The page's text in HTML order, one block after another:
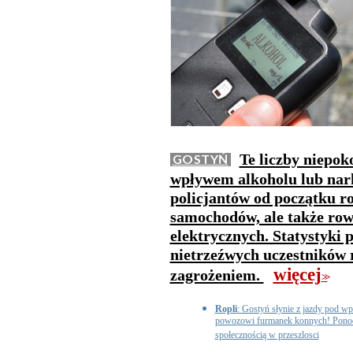
GOSTYŃ
Te liczby
wpływem alkoholu lub
policjantów od początku
samochodów, ale także
elektrycznych. Statystyki
nietrzeźwych uczestników
zagrożeniem.
więcej>>
Ropli: Gostyń słynie z jazdy pod
powozowi furmanek konnych!
społecznością w przeszlosci